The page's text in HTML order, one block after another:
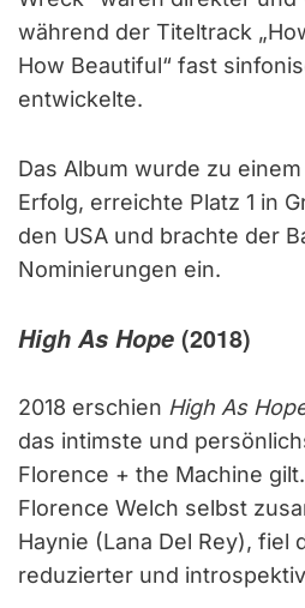
während der Titeltrack
How Beautiful“ fast
entwickelte.
Das Album wurde zu
Erfolg, erreichte Platz 1 in
den USA und brachte der
Nominierungen ein.
High As Hope (2018)
2018 erschien High As
das intimste und
Florence + the Machine
Florence Welch selbst
Haynie (Lana Del Rey), fiel
reduzierter und